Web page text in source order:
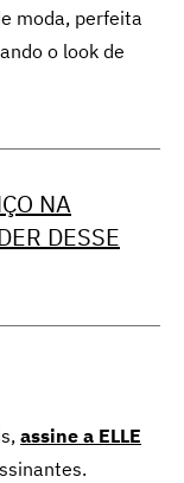
moda, perfeita
o look de
NA
DESSE
assine a ELLE